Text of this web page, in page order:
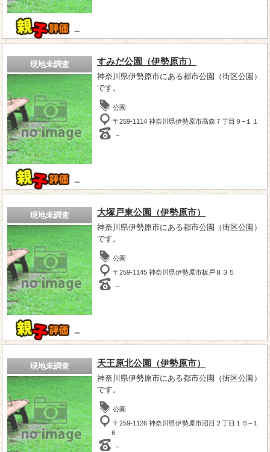
－
現地未調査
－
すみだ公園（伊勢原市）
神奈川県伊勢原市にある都市公園（街区公園）
です。
公園
〒259-1114 神奈川県伊勢原市高森７丁目９−１１
－
現地未調査
－
大塚戸東公園（伊勢原市）
神奈川県伊勢原市にある都市公園（街区公園）
です。
公園
〒259-1145 神奈川県伊勢原市板戸８３５
－
現地未調査 天王原北公園（伊勢原市）
神奈川県伊勢原市にある都市公園（街区公園）
です。
公園
〒259-1126 神奈川県伊勢原市沼目２丁目１５−１
６
－